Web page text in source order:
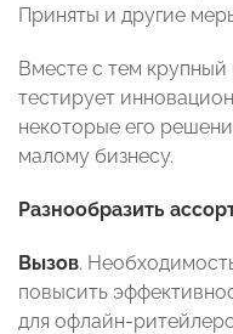
Приняты и другие
Вместе с тем крупный
тестирует
некоторые его
малому бизнесу.
Разнообразить
Вызов.
повысить
для офлайн-